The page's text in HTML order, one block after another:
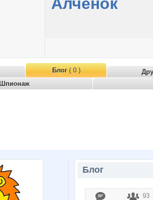
Блог( 0 )
Шпионаж
Блог
93